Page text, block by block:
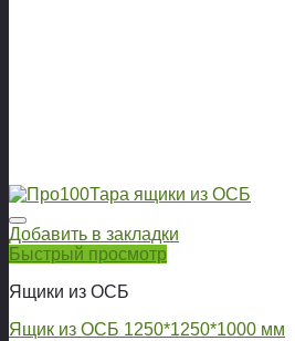
Добавить в закладки
Быстрый просмотр
Ящики из ОСБ
Ящик из ОСБ 1250*1250*1000 мм